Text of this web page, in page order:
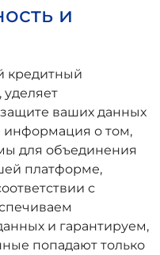
и
кредитный
уделяет
ваших данных
информация о том,
для объединения
платформе,
с
и гарантируем,
попадают только